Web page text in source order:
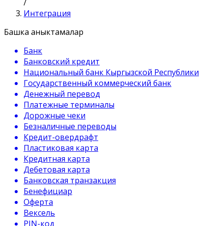
/
Интеграция
Башка аныктамалар
Банк
Банковский кредит
Национальный банк Кыргызской Республики
Государственный коммерческий банк
Денежный перевод
Платежные терминалы
Дорожные чеки
Безналичные переводы
Кредит-овердрафт
Пластиковая карта
Кредитная карта
Дебетовая карта
Банковская транзакция
Бенефициар
Оферта
Вексель
PIN-код